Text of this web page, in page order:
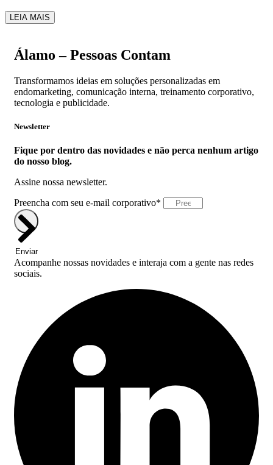
LEIA MAIS
Álamo – Pessoas Contam
Transformamos ideias em soluções personalizadas em
endomarketing, comunicação interna, treinamento corporativo,
tecnologia e publicidade.
Newsletter
Fique por dentro das novidades e não perca nenhum artigo
do nosso blog.
Assine nossa newsletter.
Preencha com seu e-mail corporativo*
Enviar
Acompanhe nossas novidades e interaja com a gente nas redes
sociais.